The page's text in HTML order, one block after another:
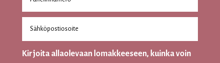
Kirjoita allaolevaan lomakkeeseen, kuinka voin